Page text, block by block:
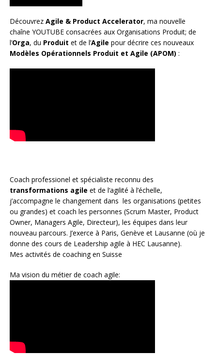
Découvrez Agile & Product Accelerator, ma nouvelle
chaîne YOUTUBE consacrées aux Organisations Produit; de
l’Orga, du Produit et de l’Agile pour décrire ces nouveaux
Modèles Opérationnels Produit et Agile (APOM) :
Coach professionel et spécialiste reconnu des
transformations agile et de l‘agilité à l’échelle,
j’accompagne le changement dans les organisations (petites
ou grandes) et coach les personnes (Scrum Master, Product
Owner, Managers Agile, Directeur), les équipes dans leur
nouveau parcours. J’exerce à Paris, Genève et Lausanne (où je
donne des cours de Leadership agile à HEC Lausanne).
Mes activités de coaching en Suisse
Ma vision du métier de coach agile: